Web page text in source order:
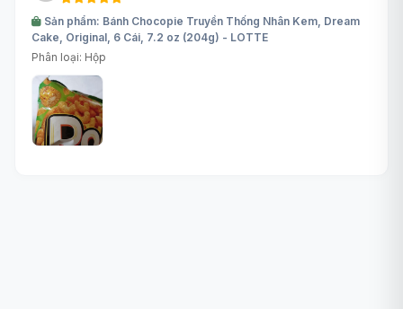
Sản phẩm: Bánh Chocopie Truyền Thống Nhân Kem, Dream
Cake, Original, 6 Cái, 7.2 oz (204g) - LOTTE
Phân loại: Hộp